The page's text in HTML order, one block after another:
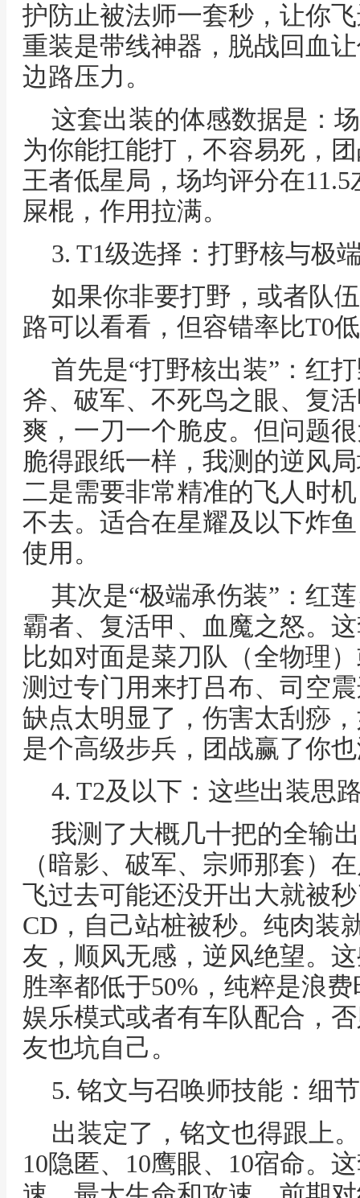
护防止被法师一套秒，让你
重装是带线神器，脱战回血
边路压力。
这套出装的体感数据是：
为你能扛能打，不容易死，
王者低星局，场均评分在
屎棍，作用拉满。
3. T1级选择：打野核与极
如果你非要打野，或者队
路可以看看，但容错率比T0
首先是“打野核出装”：红
斧、破军、不死鸟之眼、复
爽，一刀一个脆皮。但问题
脆得跟纸一样，我测的逆风
二是需要非常精准的飞人时
不去。适合在星耀及以下炸
使用。
其次是“极端承伤装”：红
霸者、复活甲、血魔之怒。
比如对面是菜刀队（全物理
测过专门用来打吕布、司空
缺点太明显了，伤害太刮痧
是个高级步兵，团战赢了你
4. T2及以下：这些出装思
我测了大概几十把的全输
（暗影、破军、宗师那套）
飞过去可能还没开出大就被
CD，自己站桩被秒。纯肉装
友，顺风无感，逆风绝望。
胜率都低于50%，纯粹是浪
娱乐模式或者有车队配合，
友也坑自己。
5. 铭文与召唤师技能：细
出装定了，铭文也得跟上
10隐匿、10鹰眼、10宿命。